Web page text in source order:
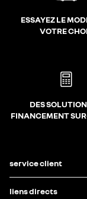
ESSAYEZ LE
VOTRE
DES
FINANCEMENT
service client
liens directs